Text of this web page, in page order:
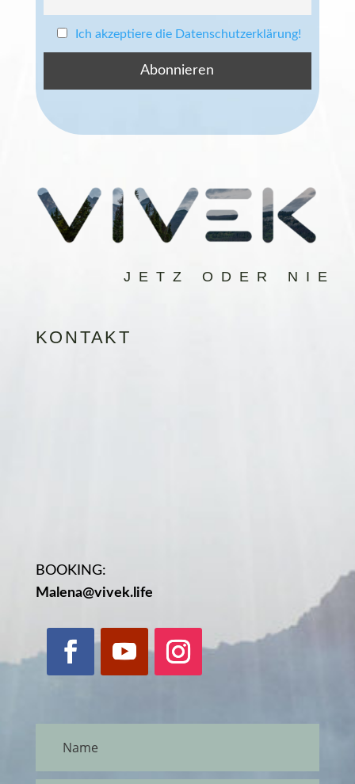
Ich akzeptiere die Datenschutzerklärung!
JETZ ODER NIE
KONTAKT
BOOKING:
Malena@vivek.life